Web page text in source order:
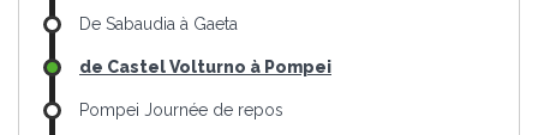
De Sabaudia à Gaeta
de Castel Volturno à Pompei
Pompei Journée de repos